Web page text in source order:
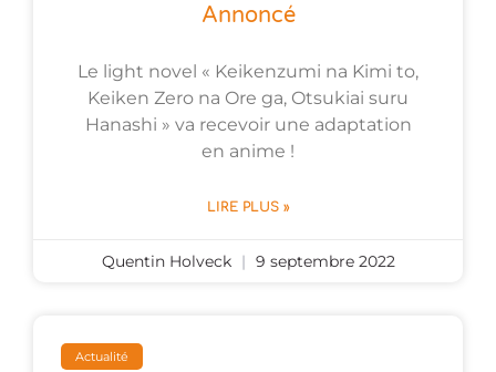
Annoncé
Le light novel « Keikenzumi na Kimi to,
Keiken Zero na Ore ga, Otsukiai suru
Hanashi » va recevoir une adaptation
en anime !
LIRE PLUS »
Quentin Holveck 9 septembre 2022
Actualité